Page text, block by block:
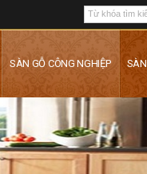
SÀN GỖ CÔNG NGHIỆP